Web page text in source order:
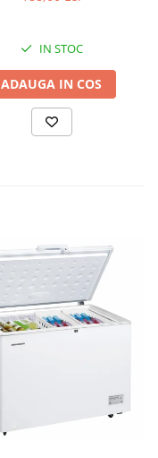
IN STOC
ADAUGA IN COS